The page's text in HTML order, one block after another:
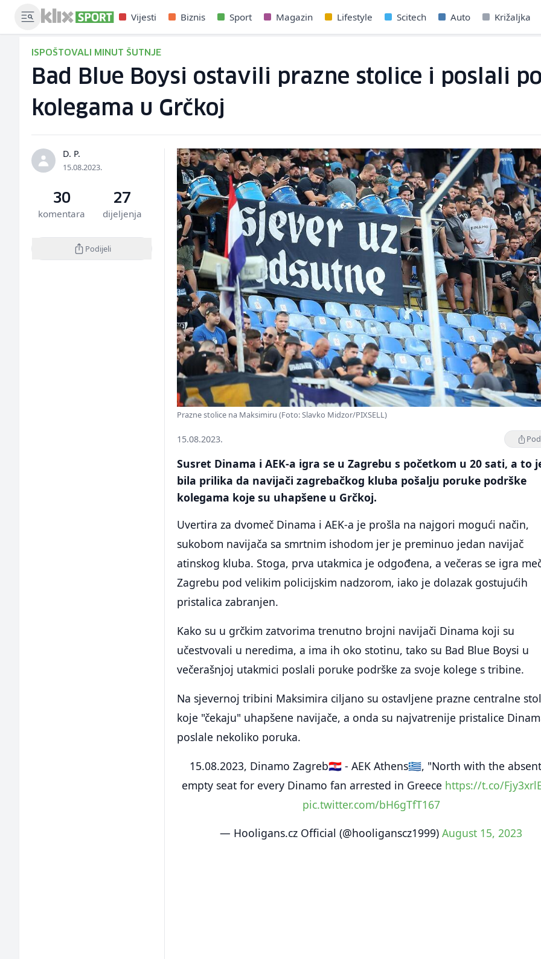
Vijesti Biznis Sport Magazin Lifestyle Scitech Auto Križaljka
ISPOŠTOVALI MINUT ŠUTNJE
Bad Blue Boysi ostavili prazne stolice i poslali
kolegama u Grčkoj
D. P.
15.08.2023.
30
komentara
27
dijeljenja
Podijeli
Prazne stolice na Maksimiru (Foto: Slavko Midzor/PIXSELL)
15.08.2023.
Susret Dinama i AEK-a igra se u Zagrebu s početkom u 20 sati, a to
bila prilika da navijači zagrebačkog kluba pošalju poruke podrške
kolegama koje su uhapšene u Grčkoj.
Uvertira za dvomeč Dinama i AEK-a je prošla na najgori mogući način,
sukobom navijača sa smrtnim ishodom jer je preminuo jedan navijač
atinskog kluba. Stoga, prva utakmica je odgođena, a večeras se igra
Zagrebu pod velikim policijskim nadzorom, iako je dolazak gostujućih
pristalica zabranjen.
Kako su u grčkim zatvorima trenutno brojni navijači Dinama koji su
učestvovali u neredima, a ima ih oko stotinu, tako su Bad Blue Boysi u
večerašnjoj utakmici poslali poruke podrške za svoje kolege s tribine.
Na sjevernoj tribini Maksimira ciljano su ostavljene prazne centralne
koje "čekaju" uhapšene navijače, a onda su najvatrenije pristalice
poslale nekoliko poruka.
15.08.2023, Dinamo Zagreb🇭🇷 - AEK Athens🇬🇷, "North with the
empty seat for every Dinamo fan arrested in Greece https://t.co/
pic.twitter.com/bH6gTfT167
— Hooligans.cz Official (@hooliganscz1999)August 15, 2023